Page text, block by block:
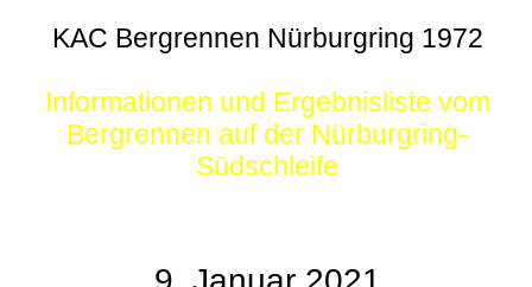
KAC Bergrennen Nürburgring 1972
Informationen und Ergebnisliste vom
Bergrennen auf der Nürburgring-
Südschleife